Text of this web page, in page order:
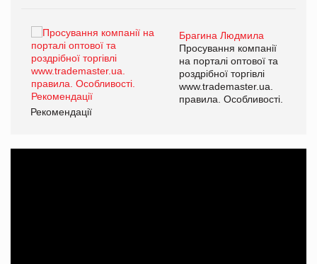
Брагина Людмила
Просування компанії
на порталі оптової та
роздрібної торгівлі
www.trademaster.ua.
правила. Особливості.
Рекомендації